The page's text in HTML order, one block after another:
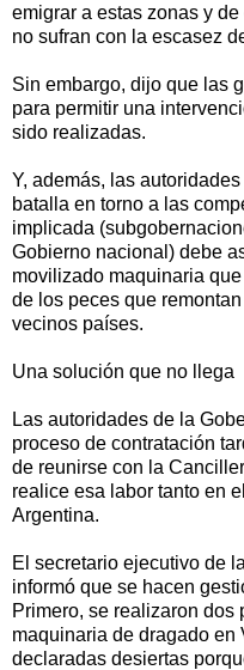
emigrar a estas zonas y
no sufran con la escasez
Sin embargo, dijo que las
para permitir una
sido realizadas.
Y, además, las
batalla en torno a las
implicada
Gobierno nacional) debe
movilizado maquinaria
de los peces que
vecinos países.
Una solución que no llega
Las autoridades de la
proceso de contratación
de reunirse con la
realice esa labor tanto en
Argentina.
El secretario ejecutivo de
informó que se hacen
Primero, se realizaron dos
maquinaria de dragado en
declaradas desiertas